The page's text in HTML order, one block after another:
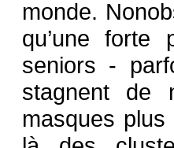
monde.
qu’une forte
seniors -
stagnent de
masques